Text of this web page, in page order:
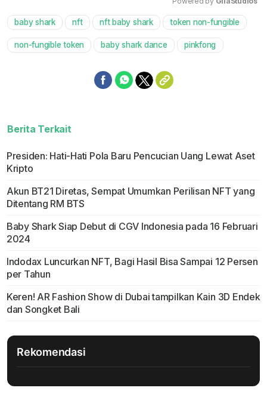
Mute
baby shark nft nft baby shark token non-fungible
non-fungible token baby shark dance pinkfong
Berita Terkait
Presiden: Hati-Hati Pola Baru Pencucian Uang Lewat Aset
Kripto
Akun BT21 Diretas, Sempat Umumkan Perilisan NFT yang
Ditentang RM BTS
Baby Shark Siap Debut di CGV Indonesia pada 16 Februari
2024
Indodax Luncurkan NFT, Bagi Hasil Bisa Sampai 12 Persen
per Tahun
Keren! AR Fashion Show di Dubai tampilkan Kain 3D Endek
dan Songket Bali
Rekomendasi